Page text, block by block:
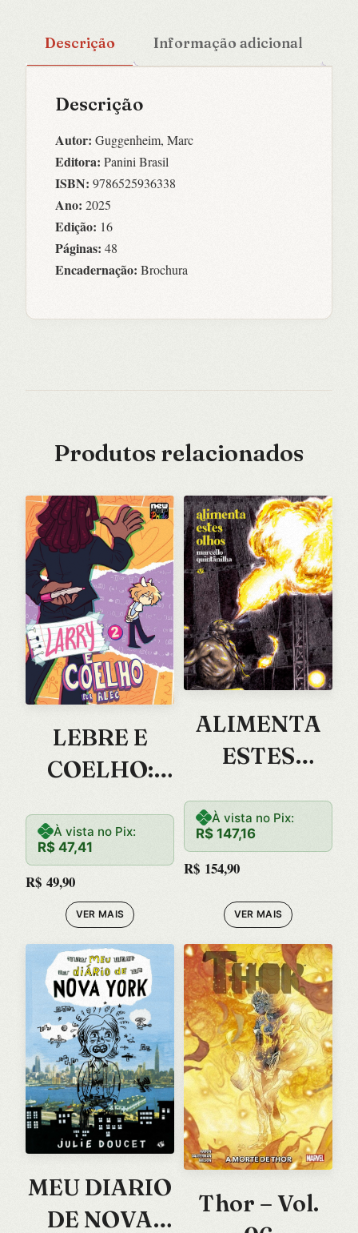
Descrição Informação adicional
Descrição
Autor: Guggenheim, Marc
Editora: Panini Brasil
ISBN: 9786525936338
Ano: 2025
Edição: 16
Páginas: 48
Encadernação: Brochura
Produtos relacionados
LEBRE E
COELHO:
(FULL
COLOR)
À vista no Pix:
R$ 47,41
R$ 49,90
VER MAIS
ALIMENTA
ESTES
À vista no Pix:
R$ 147,16
R$ 154,90
VER MAIS
MEU DIARIO
DE NOVA
Thor – Vol.